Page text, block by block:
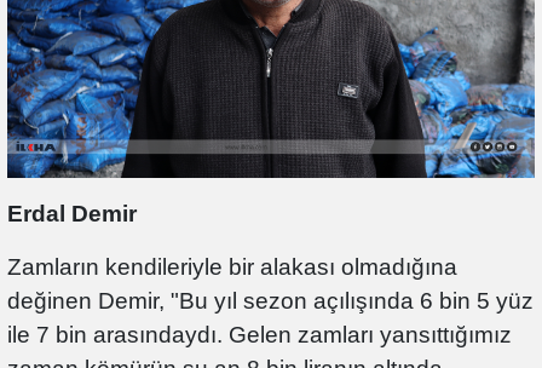
Erdal Demir
Zamların kendileriyle bir alakası olmadığına
değinen Demir, "Bu yıl sezon açılışında 6 bin 5 yüz
ile 7 bin arasındaydı. Gelen zamları yansıttığımız